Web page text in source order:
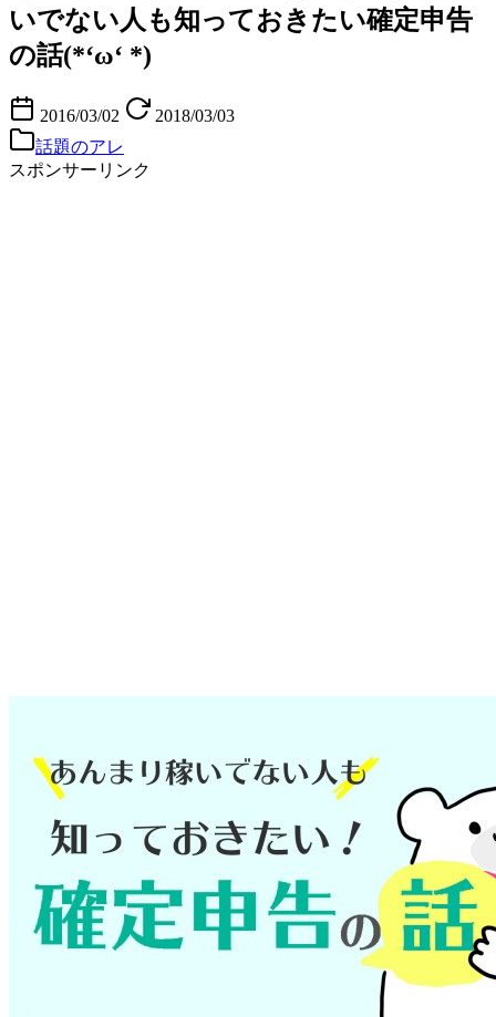
いでない人も知っておきたい確定申告
の話(*‘ω‘ *)
2016/03/02
2018/03/03
話題のアレ
スポンサーリンク